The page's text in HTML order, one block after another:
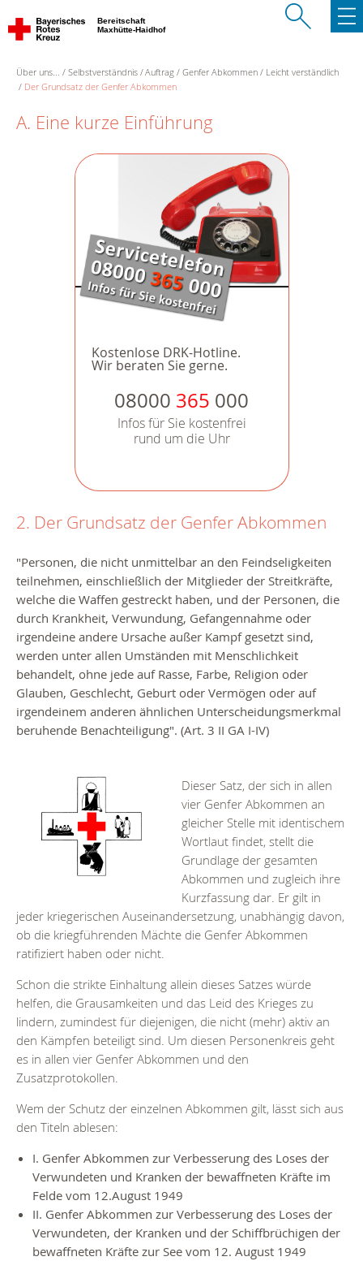
Bereitschaft
Maxhütte-Haidhof
Über uns... Selbstverständnis Auftrag Genfer Abkommen
Leicht verständlich
Der Grundsatz der Genfer Abkommen
A. Eine kurze Einführung
Kostenlose DRK-Hotline.
Wir beraten Sie gerne.
08000 365 000
Infos für Sie kostenfrei
rund um die Uhr
2. Der Grundsatz der Genfer Abkommen
"Personen, die nicht unmittelbar an den Feindseligkeiten
teilnehmen, einschließlich der Mitglieder der Streitkräfte,
welche die Waffen gestreckt haben, und der Personen, die
durch Krankheit, Verwundung, Gefangennahme oder
irgendeine andere Ursache außer Kampf gesetzt sind,
werden unter allen Umständen mit Menschlichkeit
behandelt, ohne jede auf Rasse, Farbe, Religion oder
Glauben, Geschlecht, Geburt oder Vermögen oder auf
irgendeinem anderen ähnlichen Unterscheidungsmerkmal
beruhende Benachteiligung". (Art. 3 II GA I-IV)
Dieser Satz, der sich in allen
vier Genfer Abkommen an
gleicher Stelle mit identischem
Wortlaut findet, stellt die
Grundlage der gesamten
Abkommen und zugleich ihre
Kurzfassung dar. Er gilt in
jeder kriegerischen Auseinandersetzung, unabhängig davon,
ob die kriegführenden Mächte die Genfer Abkommen
ratifiziert haben oder nicht.
Schon die strikte Einhaltung allein dieses Satzes würde
helfen, die Grausamkeiten und das Leid des Krieges zu
lindern, zumindest für diejenigen, die nicht (mehr) aktiv an
den Kämpfen beteiligt sind. Um diesen Personenkreis geht
es in allen vier Genfer Abkommen und den
Zusatzprotokollen.
Wem der Schutz der einzelnen Abkommen gilt, lässt sich aus
den Titeln ablesen:
I. Genfer Abkommen zur Verbesserung des Loses der
Verwundeten und Kranken der bewaffneten Kräfte im
Felde vom 12.August 1949
II. Genfer Abkommen zur Verbesserung des Loses der
Verwundeten, der Kranken und der Schiffbrüchigen der
bewaffneten Kräfte zur See vom 12. August 1949